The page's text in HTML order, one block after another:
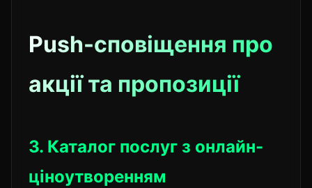
Push-сповіщення про
акції та пропозиції
3. Каталог послуг з онлайн-
ціноутворенням